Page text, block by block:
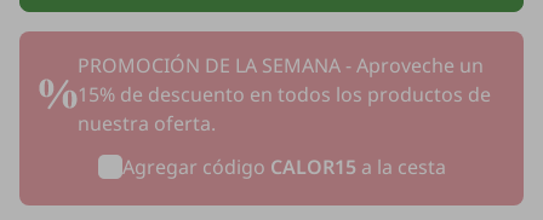
PROMOCIÓN DE LA SEMANA - Aproveche un
15% de descuento en todos los productos de
nuestra oferta.
Agregar código CALOR15 a la cesta